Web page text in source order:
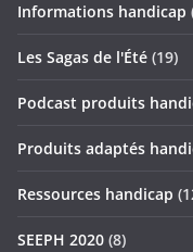
Informations handicap
Les Sagas de l'Été (19)
Podcast produits
Produits adaptés
Ressources handicap
SEEPH 2020 (8)